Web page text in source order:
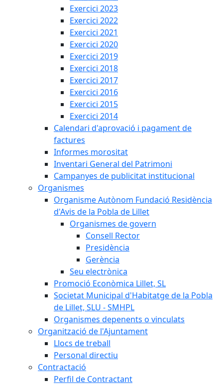
Exercici 2023
Exercici 2022
Exercici 2021
Exercici 2020
Exercici 2019
Exercici 2018
Exercici 2017
Exercici 2016
Exercici 2015
Exercici 2014
Calendari d'aprovació i pagament de
factures
Informes morositat
Inventari General del Patrimoni
Campanyes de publicitat institucional
Organismes
Organisme Autònom Fundació Residència
d'Avis de la Pobla de Lillet
Organismes de govern
Consell Rector
Presidència
Gerència
Seu electrònica
Promoció Econòmica Lillet, SL
Societat Municipal d'Habitatge de la Pobla
de Lillet, SLU - SMHPL
Organismes depenents o vinculats
Organització de l'Ajuntament
Llocs de treball
Personal directiu
Contractació
Perfil de Contractant